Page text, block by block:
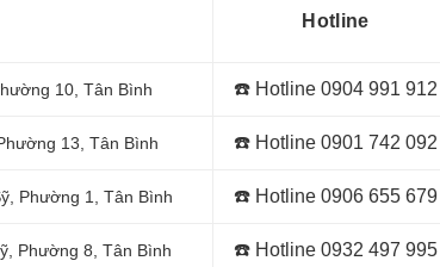
Hotline
10, Tân Bình ☎️ Hotline 0904 991 912
13, Tân Bình ☎️ Hotline 0901 742 092
Phường 1, Tân Bình ☎️ Hotline 0906 655 679
Phường 8, Tân Bình ☎️ Hotline 0932 497 995